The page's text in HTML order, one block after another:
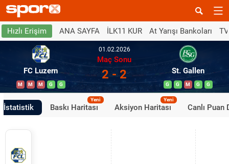
Hızlı Erişim ANA SAYFA İLK11 KUR At Yarışı Bankoları
FC Luzern
M M M G G
01.02.2026
Maç Sonu
2 - 2 St. Gallen
G G M G G
İstatistik Baskı Haritası
Yeni
Aksiyon Haritası
Yeni
Canlı Puan